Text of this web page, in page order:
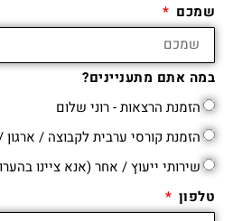
שמכם
במה אתם מתעניינים?
הזמנת הרצאות - רוני שלום
הזמנת קורסי ערבית לקבוצה /
שירותי ייעוץ / אחר (אנא ציינו
טלפון